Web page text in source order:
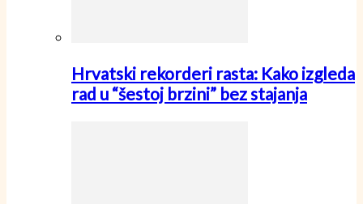
Hrvatski rekorderi rasta: Kako izgleda
rad u “šestoj brzini” bez stajanja